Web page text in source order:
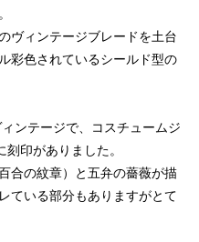
ヴィンテージブレードを土台
彩色されているシールド型の
ンテージで、コスチュームジ
刻印がありました。
合の紋章）と五弁の薔薇が描
ている部分もありますがとて